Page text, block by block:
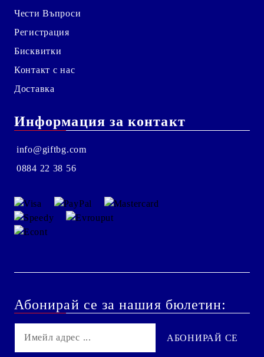
Чести Въпроси
Регистрация
Бисквитки
Контакт с нас
Доставка
Информация за контакт
info@giftbg.com
0884 22 38 56
Абонирай се за нашия бюлетин: